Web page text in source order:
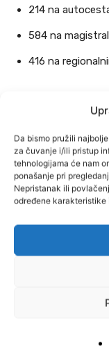
Da bismo pružili
za čuvanje i/ili pristup
tehnologijama će nam
ponašanje pri
Nepristanak ili
određene karakteristike
214 na
584 na
416 na
autocestama, 61 na
statistiku, piše